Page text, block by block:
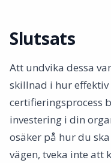
Slutsats
Att undvika dessa
skillnad i hur
certifieringsprocess
investering i din
osäker på hur du
vägen, tveka inte att